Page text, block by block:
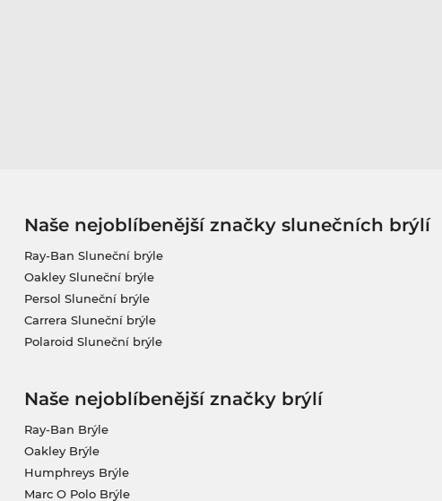
Naše nejoblíbenější značky slunečních brýlí
Ray-Ban Sluneční brýle
Oakley Sluneční brýle
Persol Sluneční brýle
Carrera Sluneční brýle
Polaroid Sluneční brýle
Naše nejoblíbenější značky brýlí
Ray-Ban Brýle
Oakley Brýle
Humphreys Brýle
Marc O Polo Brýle